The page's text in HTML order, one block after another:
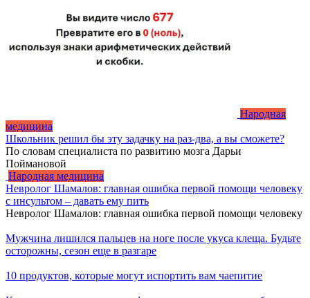
Народная
медицина
Школьник решил бы эту задачку на раз-два, а вы сможете?
По словам специалиста по развитию мозга Дарьи
Поймановой
Народная медицина
Невролог Шамалов: главная ошибка первой помощи человеку
с инсультом – давать ему пить
Невролог Шамалов: главная ошибка первой помощи человеку
Мужчина лишился пальцев на ноге после укуса клеща. Будьте
осторожны, сезон еще в разгаре
10 продуктов, которые могут испортить вам чаепитие